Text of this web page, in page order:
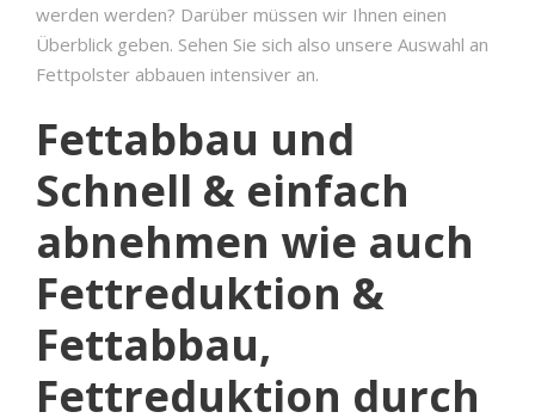
werden werden? Darüber müssen wir Ihnen einen
Überblick geben. Sehen Sie sich also unsere Auswahl an
Fettpolster abbauen intensiver an.
Fettabbau und
Schnell & einfach
abnehmen wie auch
Fettreduktion &
Fettabbau,
Fettreduktion durch